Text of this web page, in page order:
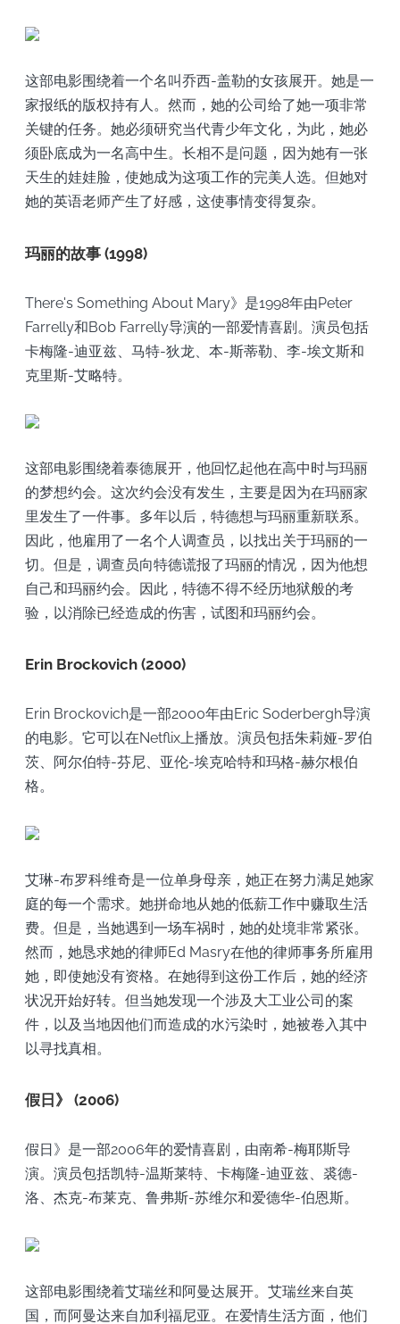
这部电影围绕着一个名叫乔西-盖勒的女孩展开。她是一
家报纸的版权持有人。然而，她的公司给了她一项非常
关键的任务。她必须研究当代青少年文化，为此，她必
须卧底成为一名高中生。长相不是问题，因为她有一张
天生的娃娃脸，使她成为这项工作的完美人选。但她对
她的英语老师产生了好感，这使事情变得复杂。
玛丽的故事 (1998)
There's Something About Mary》是1998年由Peter
Farrelly和Bob Farrelly导演的一部爱情喜剧。演员包括
卡梅隆-迪亚兹、马特-狄龙、本-斯蒂勒、李-埃文斯和
克里斯-艾略特。
这部电影围绕着泰德展开，他回忆起他在高中时与玛丽
的梦想约会。这次约会没有发生，主要是因为在玛丽家
里发生了一件事。多年以后，特德想与玛丽重新联系。
因此，他雇用了一名个人调查员，以找出关于玛丽的一
切。但是，调查员向特德谎报了玛丽的情况，因为他想
自己和玛丽约会。因此，特德不得不经历地狱般的考
验，以消除已经造成的伤害，试图和玛丽约会。
Erin Brockovich (2000)
Erin Brockovich是一部2000年由Eric Soderbergh导演
的电影。它可以在Netflix上播放。演员包括朱莉娅-罗伯
茨、阿尔伯特-芬尼、亚伦-埃克哈特和玛格-赫尔根伯
格。
艾琳-布罗科维奇是一位单身母亲，她正在努力满足她家
庭的每一个需求。她拼命地从她的低薪工作中赚取生活
费。但是，当她遇到一场车祸时，她的处境非常紧张。
然而，她恳求她的律师Ed Masry在他的律师事务所雇用
她，即使她没有资格。在她得到这份工作后，她的经济
状况开始好转。但当她发现一个涉及大工业公司的案
件，以及当地因他们而造成的水污染时，她被卷入其中
以寻找真相。
假日》 (2006)
假日》是一部2006年的爱情喜剧，由南希-梅耶斯导
演。演员包括凯特-温斯莱特、卡梅隆-迪亚兹、裘德-
洛、杰克-布莱克、鲁弗斯-苏维尔和爱德华-伯恩斯。
这部电影围绕着艾瑞丝和阿曼达展开。艾瑞丝来自英
国，而阿曼达来自加利福尼亚。在爱情生活方面，他们